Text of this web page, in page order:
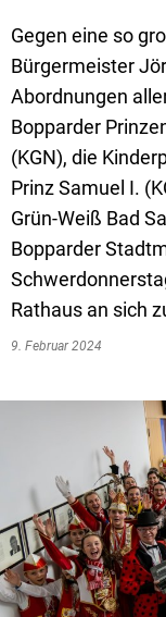
Livestream
Gegen eine so
Bürgermeister
Abordnungen
Bopparder
(KGN), die
Prinz Samuel I.
Grün-Weiß Bad
Bopparder
Rathaus an sich
9. Februar 2024